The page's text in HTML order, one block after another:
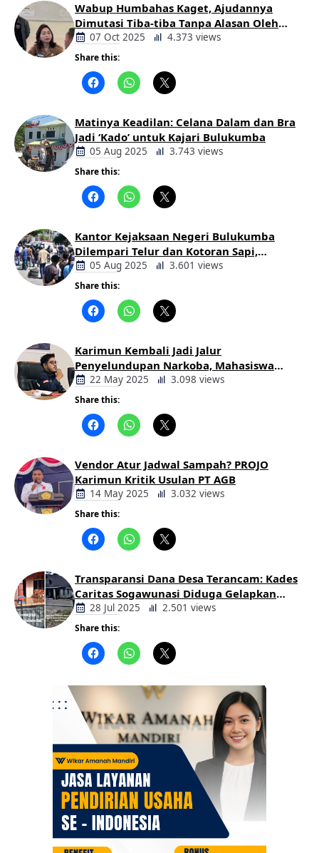
Wabup Humbahas Kaget, Ajudannya
Dimutasi Tiba-tiba Tanpa Alasan Oleh
Bupati
07 Oct 2025 4.373 views
Share this:
Matinya Keadilan: Celana Dalam dan Bra
Jadi ‘Kado’ untuk Kajari Bulukumba
05 Aug 2025 3.743 views
Share this:
Kantor Kejaksaan Negeri Bulukumba
Dilempari Telur dan Kotoran Sapi,
Keluarga Korban Lakalantas Tuntut
Keadilan
05 Aug 2025 3.601 views
Share this:
Karimun Kembali Jadi Jalur
Penyelundupan Narkoba, Mahasiswa
Desak Pemkab dan Aparat Bertindak
Tegas
22 May 2025 3.098 views
Share this:
Vendor Atur Jadwal Sampah? PROJO
Karimun Kritik Usulan PT AGB
14 May 2025 3.032 views
Share this:
Transparansi Dana Desa Terancam: Kades
Caritas Sogawunasi Diduga Gelapkan
Bantuan untuk Warga
28 Jul 2025 2.501 views
Share this: